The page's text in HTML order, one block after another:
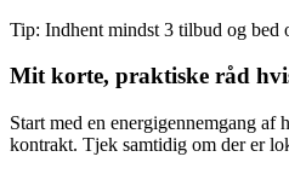
Tip: Indhent mindst 3 tilbud og bed
Mit korte, praktiske råd
Start med en energigennemgang
kontrakt. Tjek samtidig om der er